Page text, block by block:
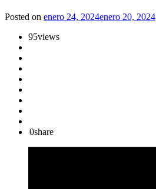
Posted on enero 24, 2024enero 20, 2024
95views
0share